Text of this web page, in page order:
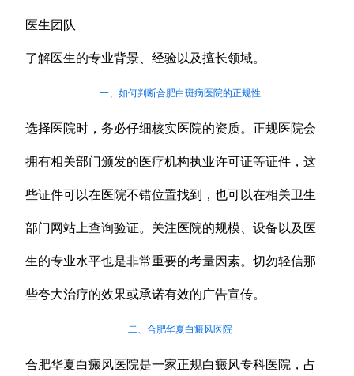
医生团队
了解医生的专业背景、经验以及擅长领域。
一、如何判断合肥白斑病医院的正规性
选择医院时，务必仔细核实医院的资质。正规医院会
拥有相关部门颁发的医疗机构执业许可证等证件，这
些证件可以在医院不错位置找到，也可以在相关卫生
部门网站上查询验证。关注医院的规模、设备以及医
生的专业水平也是非常重要的考量因素。切勿轻信那
些夸大治疗的效果或承诺有效的广告宣传。
二、合肥华夏白癜风医院
合肥华夏白癜风医院是一家正规白癜风专科医院，占